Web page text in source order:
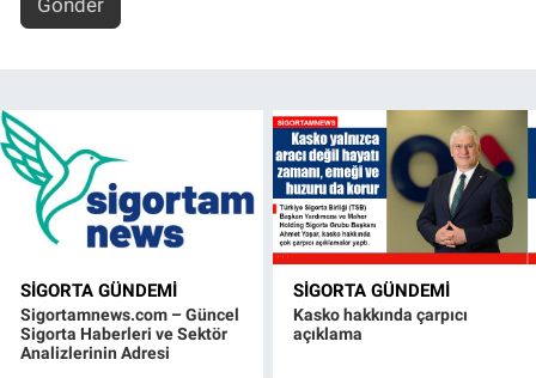
SIGORTA GÜNDEMI
Sigortamnews.com – Güncel
Sigorta Haberleri ve Sektör
Analizlerinin Adresi
SIGORTA GÜNDEMI
Kasko hakkında çarpıcı
açıklama